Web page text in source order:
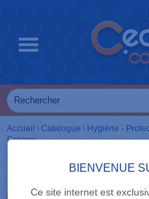
BIENVENUE
Ce site internet est
Accueil \ Catalogue \ Hygiène -
Crèmes
Crèmes